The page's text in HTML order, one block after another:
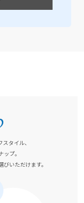
タイル、
プ。
いただけます。